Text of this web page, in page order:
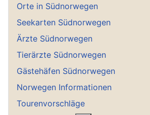
Orte in Südnorwegen
Seekarten Südnorwegen
Ärzte Südnorwegen
Tierärzte Südnorwegen
Gästehäfen Südnorwegen
Norwegen Informationen
Tourenvorschläge